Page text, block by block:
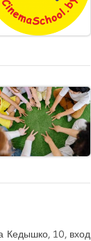
Кедышко, 10, вход